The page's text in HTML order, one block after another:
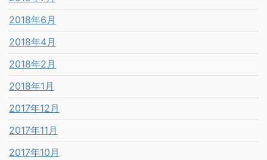
2018年6月
2018年4月
2018年2月
2018年1月
2017年12月
2017年11月
2017年10月